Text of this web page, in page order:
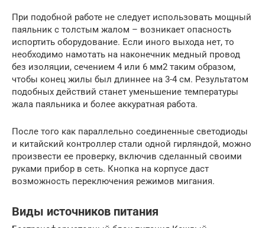
При подобной работе не следует использовать мощный
паяльник с толстым жалом – возникает опасность
испортить оборудование. Если иного выхода нет, то
необходимо намотать на наконечник медный провод
без изоляции, сечением 4 или 6 мм2 таким образом,
чтобы конец жилы был длиннее на 3-4 см. Результатом
подобных действий станет уменьшение температуры
жала паяльника и более аккуратная работа.
После того как параллельно соединенные светодиоды
и китайский контроллер стали одной гирляндой, можно
произвести ее проверку, включив сделанный своими
руками прибор в сеть. Кнопка на корпусе даст
возможность переключения режимов мигания.
Виды источников питания